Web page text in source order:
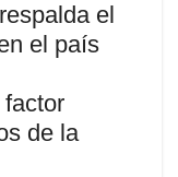
el
el país
de la